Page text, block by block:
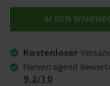
IN DEN
Kostenloser
Hervorragend
9,2/10